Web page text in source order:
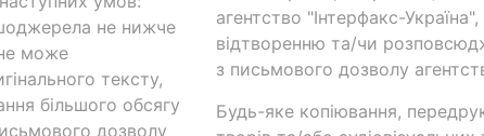
не нижче
може
тексту,
більшого обсягу
дозволу
агентство "Інтерфакс-
відтворенню та/чи
з письмового дозволу
Будь-яке копіювання,